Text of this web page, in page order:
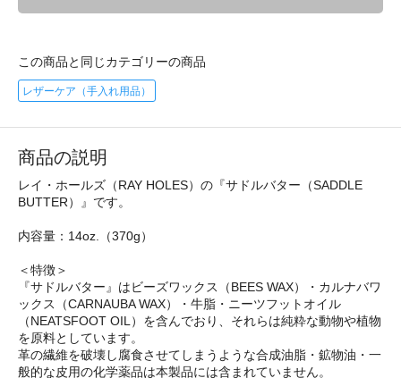
この商品と同じカテゴリーの商品
レザーケア（手入れ用品）
商品の説明
レイ・ホールズ（RAY HOLES）の『サドルバター（SADDLE
BUTTER）』です。
内容量：14oz.（370g）
＜特徴＞
『サドルバター』はビーズワックス（BEES WAX）・カルナバワ
ックス（CARNAUBA WAX）・牛脂・ニーツフットオイル
（NEATSFOOT OIL）を含んでおり、それらは純粋な動物や植物
を原料としています。
革の繊維を破壊し腐食させてしまうような合成油脂・鉱物油・一
般的な皮用の化学薬品は本製品には含まれていません。